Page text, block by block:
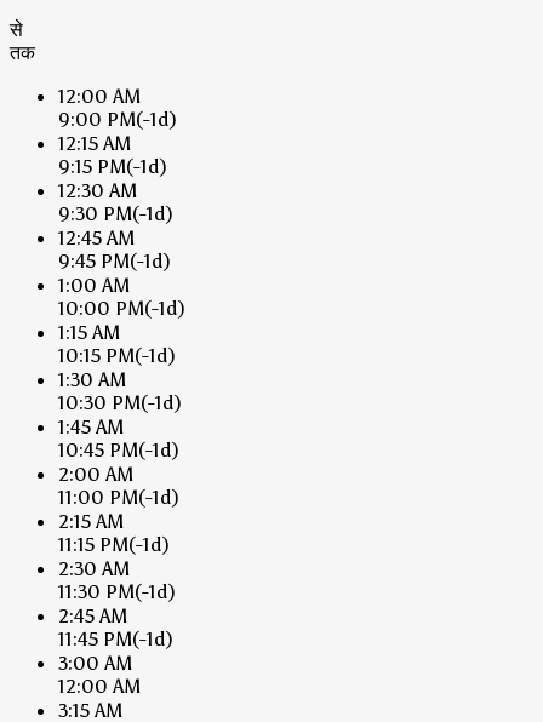
से
तक
12:00 AM
9:00 PM(-1d)
12:15 AM
9:15 PM(-1d)
12:30 AM
9:30 PM(-1d)
12:45 AM
9:45 PM(-1d)
1:00 AM
10:00 PM(-1d)
1:15 AM
10:15 PM(-1d)
1:30 AM
10:30 PM(-1d)
1:45 AM
10:45 PM(-1d)
2:00 AM
11:00 PM(-1d)
2:15 AM
11:15 PM(-1d)
2:30 AM
11:30 PM(-1d)
2:45 AM
11:45 PM(-1d)
3:00 AM
12:00 AM
3:15 AM